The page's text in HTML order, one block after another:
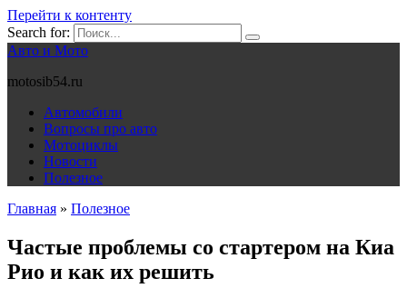
Перейти к контенту
Search for:
Авто и Мото
motosib54.ru
Автомобили
Вопросы про авто
Мотоциклы
Новости
Полезное
Главная » Полезное
Частые проблемы со стартером на Киа
Рио и как их решить